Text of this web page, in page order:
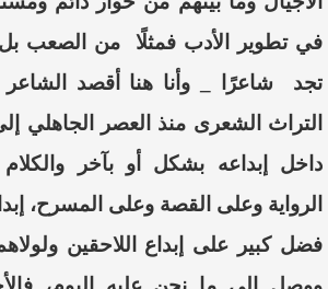
في تطوير الأدب فمثلًا
من الصعب
تجد شاعرًا _ وأنا هنا أقصد الشاعر
التراث الشعرى منذ العصر الجاهلي
داخل إبداعه بشكل أو بآخر
الرواية وعلى القصة وعلى المسرح،
فضل كبير على إبداع اللاحقين